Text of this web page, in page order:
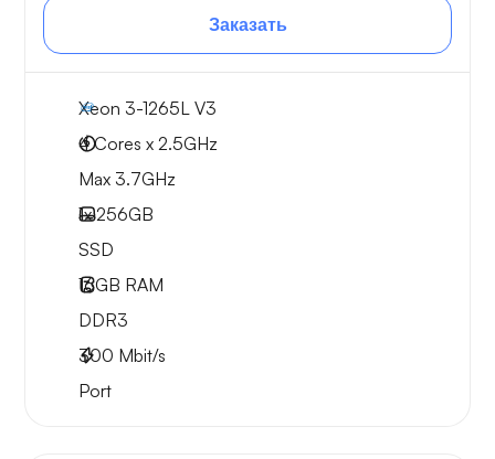
Заказать
Xeon 3-1265L V3
4 Cores x 2.5GHz
Max 3.7GHz
1x256GB
SSD
16GB RAM
DDR3
300 Mbit/s
Port